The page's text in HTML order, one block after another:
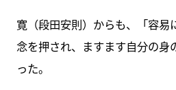
寛（段田安則）からも、「容易
念を押され、ますます自分の身
った。